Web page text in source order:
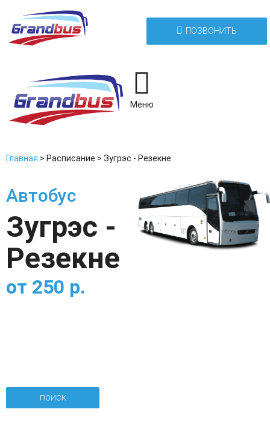
ПОЗВОНИТЬ
Меню
Главная > Расписание > Зугрэс - Резекне
Автобус
Зугрэс -
Резекне
от 250 р.
ПОИСК